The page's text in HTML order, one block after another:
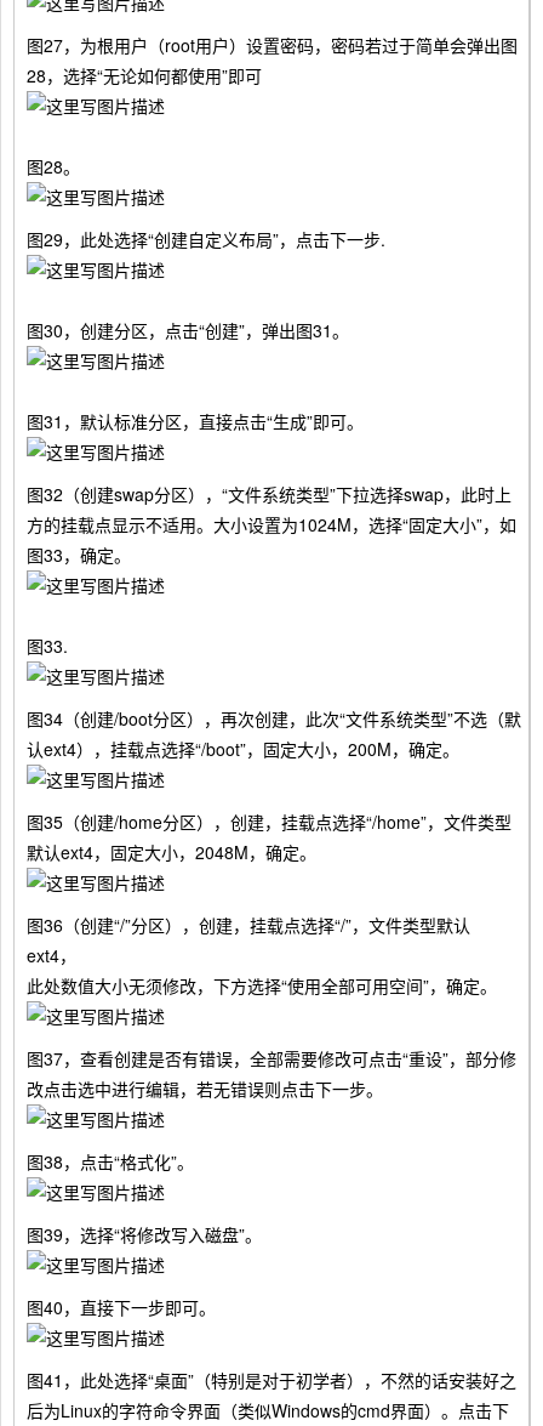
图27，为根用户（root用户）设置密码，密码若过于简单会弹出图
28，选择“无论如何都使用”即可
图28。
图29，此处选择“创建自定义布局”，点击下一步.
图30，创建分区，点击“创建”，弹出图31。
图31，默认标准分区，直接点击“生成”即可。
图32（创建swap分区），“文件系统类型”下拉选择swap，此时上
方的挂载点显示不适用。大小设置为1024M，选择“固定大小”，如
图33，确定。
图33.
图34（创建/boot分区），再次创建，此次“文件系统类型”不选（默
认ext4），挂载点选择“/boot”，固定大小，200M，确定。
图35（创建/home分区），创建，挂载点选择“/home”，文件类型
默认ext4，固定大小，2048M，确定。
图36（创建“/”分区），创建，挂载点选择“/”，文件类型默认
ext4，
此处数值大小无须修改，下方选择“使用全部可用空间”，确定。
图37，查看创建是否有错误，全部需要修改可点击“重设”，部分修
改点击选中进行编辑，若无错误则点击下一步。
图38，点击“格式化”。
图39，选择“将修改写入磁盘”。
图40，直接下一步即可。
图41，此处选择“桌面”（特别是对于初学者），不然的话安装好之
后为Linux的字符命令界面（类似Windows的cmd界面）。点击下